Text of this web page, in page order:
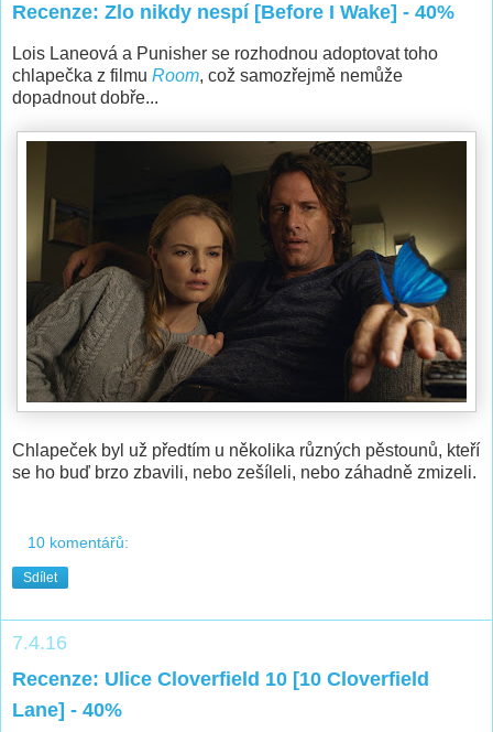
Recenze: Zlo nikdy nespí [Before I Wake] - 40%
Lois Laneová a Punisher se rozhodnou adoptovat toho
chlapečka z filmu Room, což samozřejmě nemůže
dopadnout dobře...
Chlapeček byl už předtím u několika různých pěstounů, kteří
se ho buď brzo zbavili, nebo zešíleli, nebo záhadně zmizeli.
10 komentářů:
Sdílet
7.4.16
Recenze: Ulice Cloverfield 10 [10 Cloverfield
Lane] - 40%